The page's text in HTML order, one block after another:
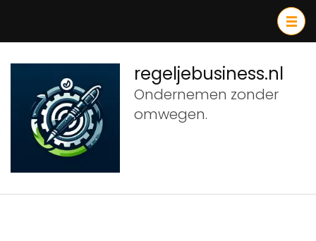
inhoud
(druk
Enter)
regeljebusiness.nl
Ondernemen zonder
omwegen.